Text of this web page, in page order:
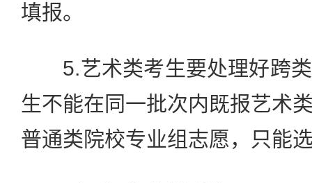
填报。
5.艺术类考生要处理好跨类
生不能在同一批次内既报艺术
普通类院校专业组志愿，只能